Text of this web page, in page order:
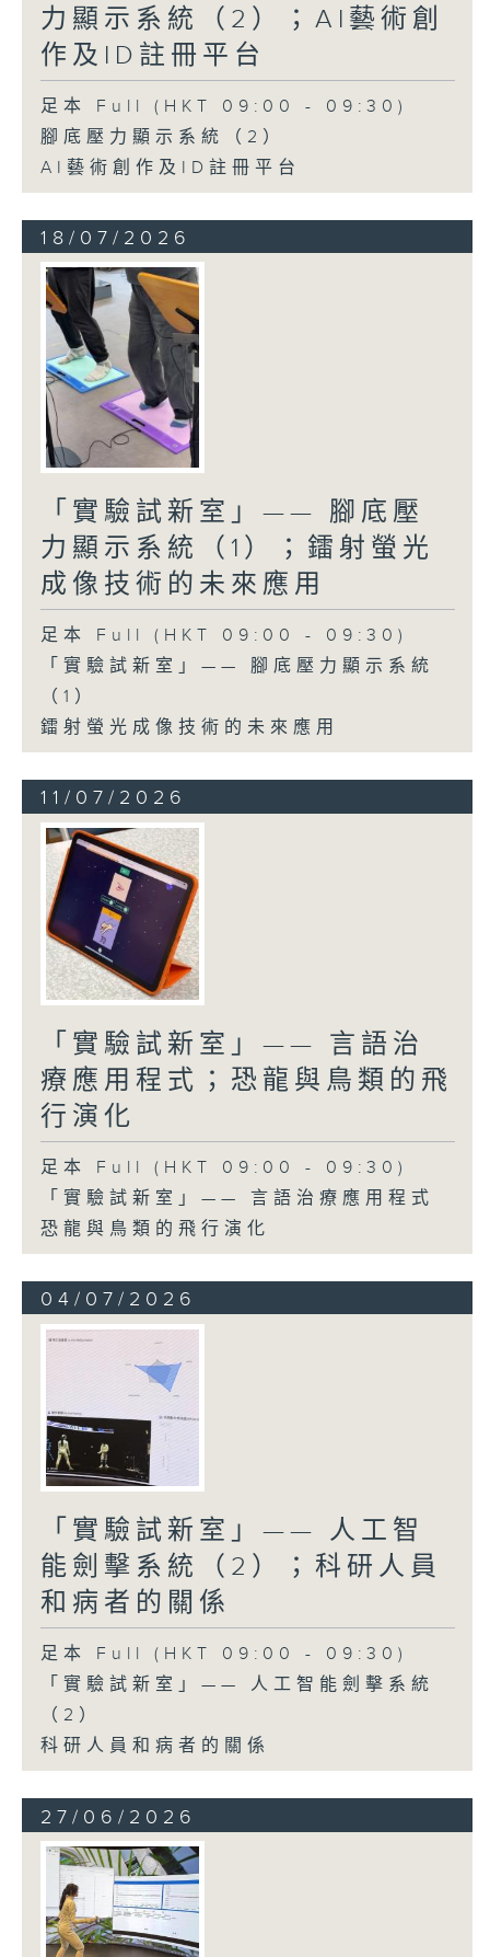
力顯示系統（2）；AI藝術創
作及ID註冊平台
足本 Full (HKT 09:00 - 09:30)
腳底壓力顯示系統（2）
AI藝術創作及ID註冊平台
18/07/2026
「實驗試新室」—— 腳底壓
力顯示系統（1）；鐳射螢光
成像技術的未來應用
足本 Full (HKT 09:00 - 09:30)
「實驗試新室」—— 腳底壓力顯示系統
（1）
鐳射螢光成像技術的未來應用
11/07/2026
「實驗試新室」—— 言語治
療應用程式；恐龍與鳥類的飛
行演化
足本 Full (HKT 09:00 - 09:30)
「實驗試新室」—— 言語治療應用程式
恐龍與鳥類的飛行演化
04/07/2026
「實驗試新室」—— 人工智
能劍擊系統（2）；科研人員
和病者的關係
足本 Full (HKT 09:00 - 09:30)
「實驗試新室」—— 人工智能劍擊系統
（2）
科研人員和病者的關係
27/06/2026